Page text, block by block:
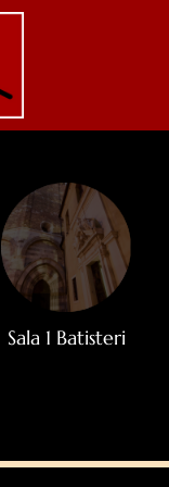
Sala 1 Batisteri